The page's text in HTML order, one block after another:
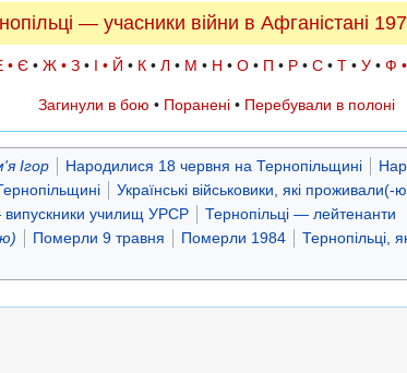
— учасники війни в Афганістані
• Є• Ж • З• І • Й • К• Л • М • Н • О• П • Р• С• Т• У• Ф
Загинули в бою • Поранені • Перебували в полоні
Ігор Народилися 18 червня на Тернопільщині
Українські військовики, які
випускники училищ УРСР
Тернопільці — лейтенанти
Померли 9 травня Померли 1984
Тернопільці,